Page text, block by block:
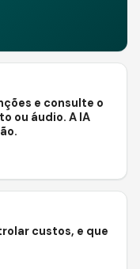
e consulte o
ou áudio. A IA
custos, e que